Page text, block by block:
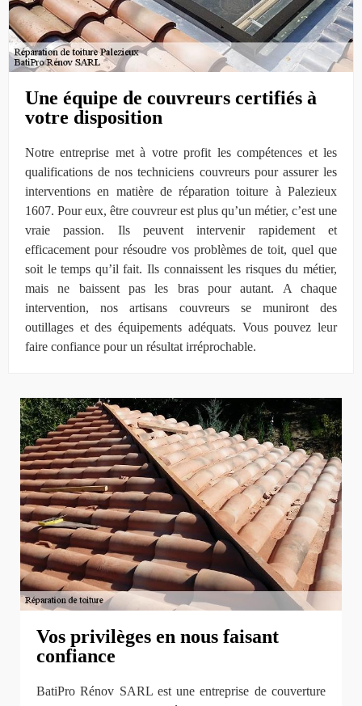
Une équipe de couvreurs certifiés à
votre disposition
Notre entreprise met à votre profit les compétences et les
qualifications de nos techniciens couvreurs pour assurer les
interventions en matière de réparation toiture à Palezieux
1607. Pour eux, être couvreur est plus qu’un métier, c’est une
vraie passion. Ils peuvent intervenir rapidement et
efficacement pour résoudre vos problèmes de toit, quel que
soit le temps qu’il fait. Ils connaissent les risques du métier,
mais ne baissent pas les bras pour autant. A chaque
intervention, nos artisans couvreurs se muniront des
outillages et des équipements adéquats. Vous pouvez leur
faire confiance pour un résultat irréprochable.
Vos privilèges en nous faisant
confiance
BatiPro Rénov SARL est une entreprise de couverture